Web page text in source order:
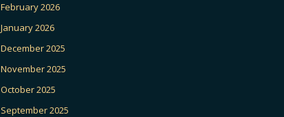
February 2026
January 2026
December 2025
November 2025
October 2025
September 2025